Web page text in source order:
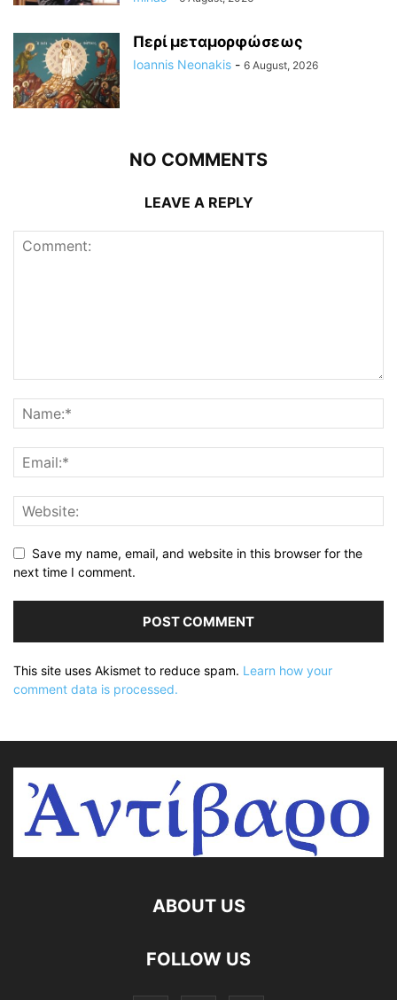
Περί μεταμορφώσεως
Ioannis Neonakis - 6 August, 2026
NO COMMENTS
LEAVE A REPLY
Save my name, email, and website in this browser for the
next time I comment.
This site uses Akismet to reduce spam. Learn how your
comment data is processed.
ABOUT US
FOLLOW US